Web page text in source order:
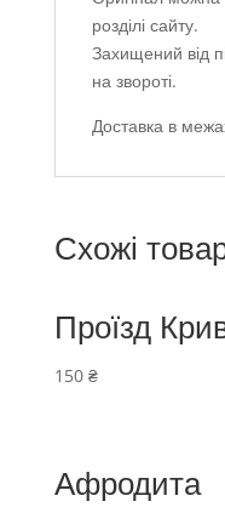
розділі сайту.
Захищений від
на звороті.
Доставка в
Схожі
Проїзд
150 ₴
Афродита